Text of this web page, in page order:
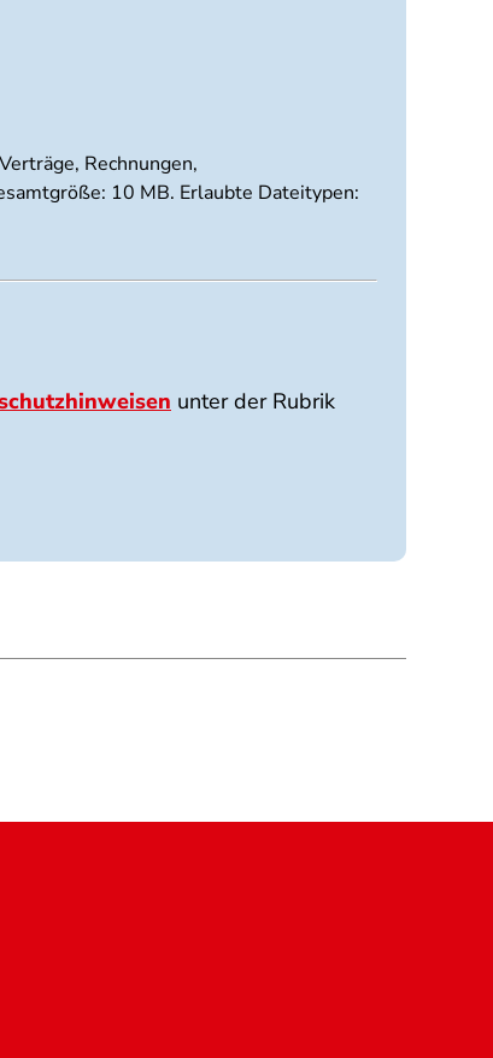
Rechnungen,
10 MB. Erlaubte Dateitypen:
unter der Rubrik